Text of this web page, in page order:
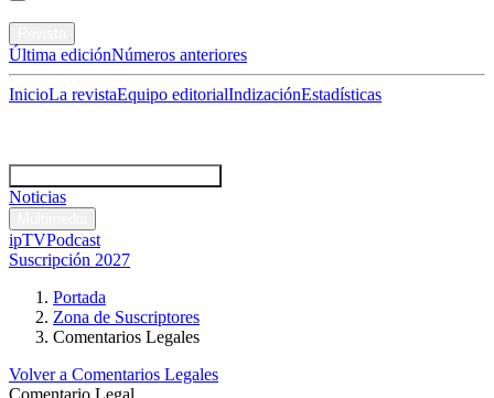
Última ediciónNúmeros anteriores
InicioLa revistaEquipo editorialIndizaciónEstadísticas
Noticias
ipTVPodcast
Suscripción 2027
Portada
Zona de Suscriptores
Comentarios Legales
Volver a Comentarios Legales
Comentario Legal